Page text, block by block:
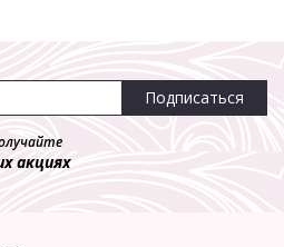
Подписаться
акциях